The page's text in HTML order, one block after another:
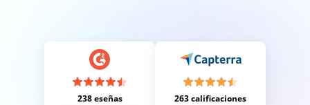
238 eseñas 263 calificaciones